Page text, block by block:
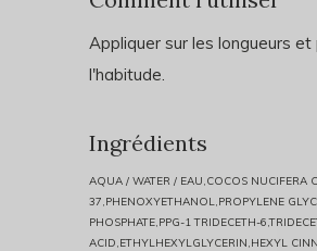
Appliquer sur les longueurs
l'habitude.
Ingrédients
AQUA / WATER / EAU,COCOS
37,PHENOXYETHANOL,PROPYLENE
PHOSPHATE,PPG-1 TRIDECETH-
ACID,ETHYLHEXYLGLYCERIN,HEXYL